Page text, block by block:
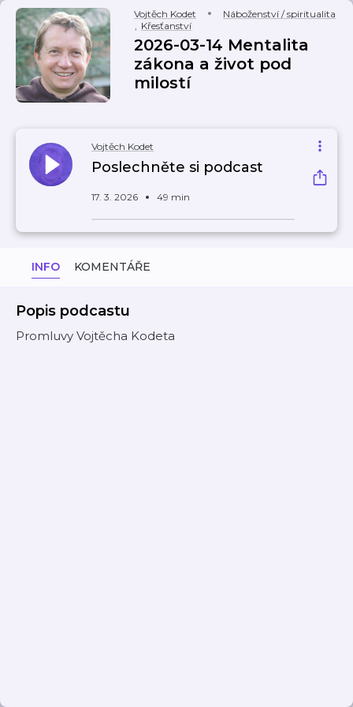
Vojtěch Kodet
Náboženství / spiritualita
, Křesťanství
2026-03-14 Mentalita
zákona a život pod
milostí
Vojtěch Kodet
Poslechněte si podcast
17. 3. 2026 49 min
INFO KOMENTÁŘE
Popis podcastu
Promluvy Vojtěcha Kodeta